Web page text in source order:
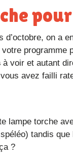
programme
à voir et autant
avez failli
tandis
?